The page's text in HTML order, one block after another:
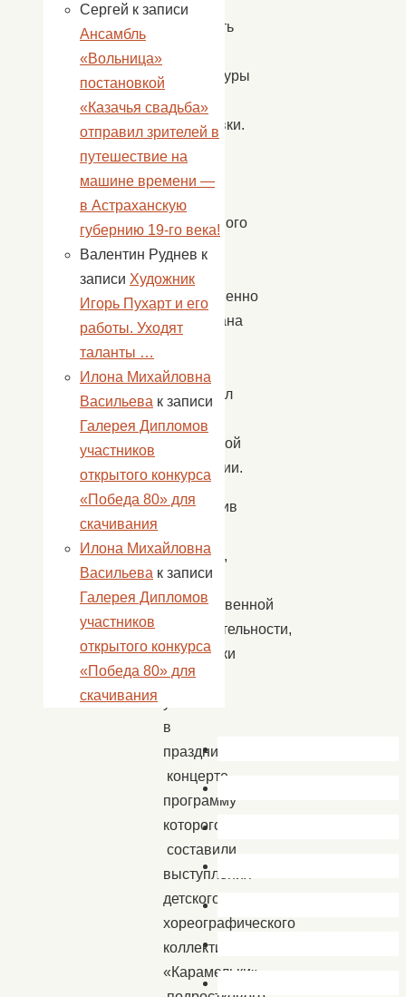
проводить
физкультуры
тренировки.
спортивного
торжественно
перерезана
и
прозвучал
Российской
Федерации.
Коллектив
культуры,
артисты
художественной
самодеятельности,
школьники
приняли
в
праздничном
концерте,
программу
которого
составили
выступления
детского
хореографического
коллектива
«Карамельки»,
Сергей к записи
Ансамбль
«Вольница»
постановкой
«Казачья свадьба»
отправил зрителей в
путешествие на
машине времени —
в Астраханскую
губернию 19-го века!
Валентин Руднев к
записи Художник
Игорь Пухарт и его
работы. Уходят
таланты …
Илона Михайловна
Васильева к записи
Галерея Дипломов
участников
открытого конкурса
«Победа 80» для
скачивания
Илона Михайловна
Васильева к записи
Галерея Дипломов
участников
открытого конкурса
«Победа 80» для
скачивания